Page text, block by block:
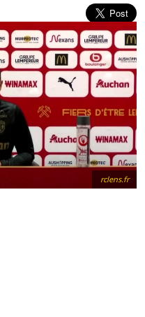
rclens.fr